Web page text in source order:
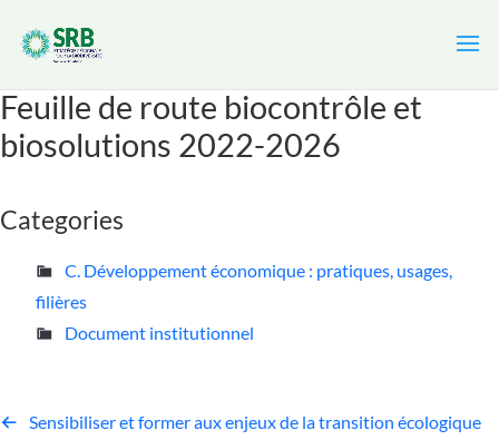
Feuille de route biocontrôle et
biosolutions 2022-2026
Categories
C. Développement économique : pratiques, usages,
filières
Document institutionnel
Sensibiliser et former aux enjeux de la transition écologique